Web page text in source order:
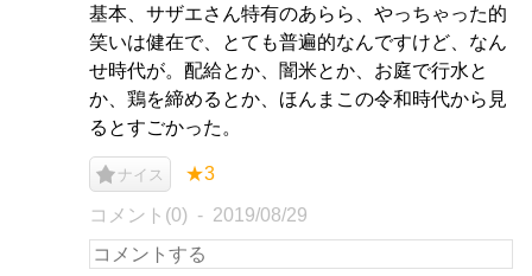
基本、サザエさん特有のあらら、やっちゃった的
笑いは健在で、とても普遍的なんですけど、なん
せ時代が。配給とか、闇米とか、お庭で行水と
か、鶏を締めるとか、ほんまこの令和時代から見
るとすごかった。
ナイス ★3
コメント(0) 2019/08/29